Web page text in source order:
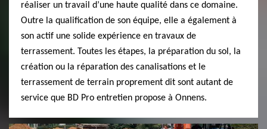
réaliser un travail d’une haute qualité dans ce domaine.
Outre la qualification de son équipe, elle a également à
son actif une solide expérience en travaux de
terrassement. Toutes les étapes, la préparation du sol, la
création ou la réparation des canalisations et le
terrassement de terrain proprement dit sont autant de
service que BD Pro entretien propose à Onnens.